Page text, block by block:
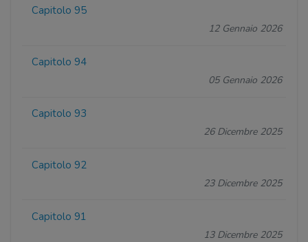
Capitolo 95
12 Gennaio 2026
Capitolo 94
05 Gennaio 2026
Capitolo 93
26 Dicembre 2025
Capitolo 92
23 Dicembre 2025
Capitolo 91
13 Dicembre 2025